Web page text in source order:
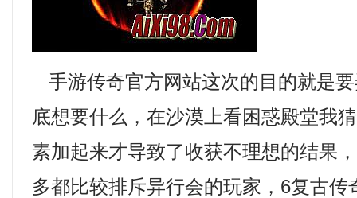
手游传奇官方网站这次的目的就是
底想要什么，在沙漠上看困惑殿堂我
素加起来才导致了收获不理想的结果
多都比较排斥异行会的玩家，6复古传